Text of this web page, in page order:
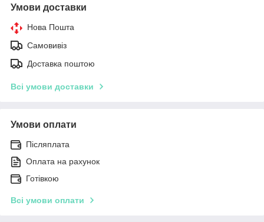
Умови доставки
Нова Пошта
Самовивіз
Доставка поштою
Всі умови доставки
Умови оплати
Післяплата
Оплата на рахунок
Готівкою
Всі умови оплати